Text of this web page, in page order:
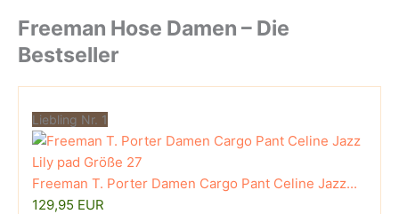
Freeman Hose Damen – Die
Bestseller
Liebling Nr. 1
Freeman T. Porter Damen Cargo Pant Celine Jazz...
129,95 EUR